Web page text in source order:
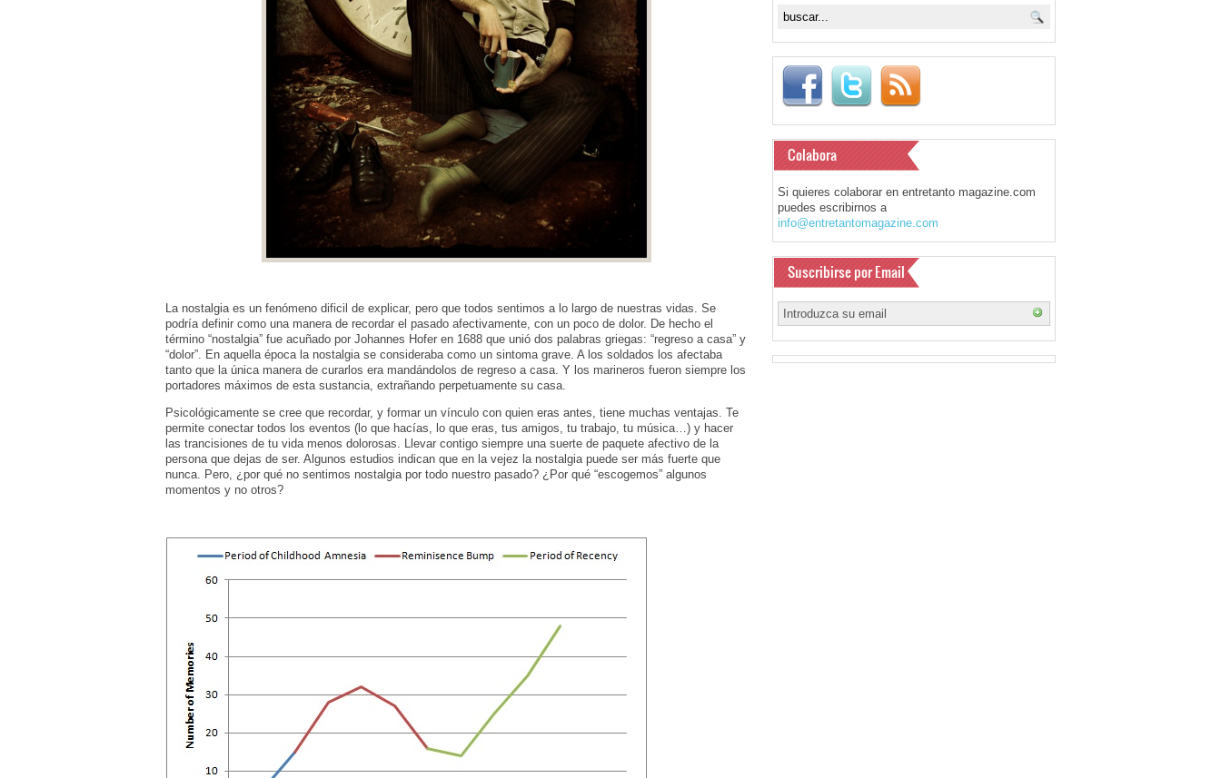
La nostalgia es un fenómeno dificil de explicar, pero que todos sentimos a lo largo de nuestras vidas. Se
podría definir como una manera de recordar el pasado afectivamente, con un poco de dolor. De hecho el
término “nostalgia” fue acuñado por Johannes Hofer en 1688 que unió dos palabras griegas: “regreso a casa” y
“dolor”. En aquella época la nostalgia se consideraba como un sintoma grave. A los soldados los afectaba
tanto que la única manera de curarlos era mandándolos de regreso a casa. Y los marineros fueron siempre los
portadores máximos de esta sustancia, extrañando perpetuamente su casa.
Psicológicamente se cree que recordar, y formar un vínculo con quien eras antes, tiene muchas ventajas. Te
permite conectar todos los eventos (lo que hacías, lo que eras, tus amigos, tu trabajo, tu música…) y hacer
las trancisiones de tu vida menos dolorosas. Llevar contigo siempre una suerte de paquete afectivo de la
persona que dejas de ser. Algunos estudios indican que en la vejez la nostalgia puede ser más fuerte que
nunca. Pero, ¿por qué no sentimos nostalgia por todo nuestro pasado? ¿Por qué “escogemos” algunos
momentos y no otros?
Colabora
Si quieres colaborar en entretanto magazine.com
puedes escribirnos a
info@entretantomagazine.com
Suscribirse por Email